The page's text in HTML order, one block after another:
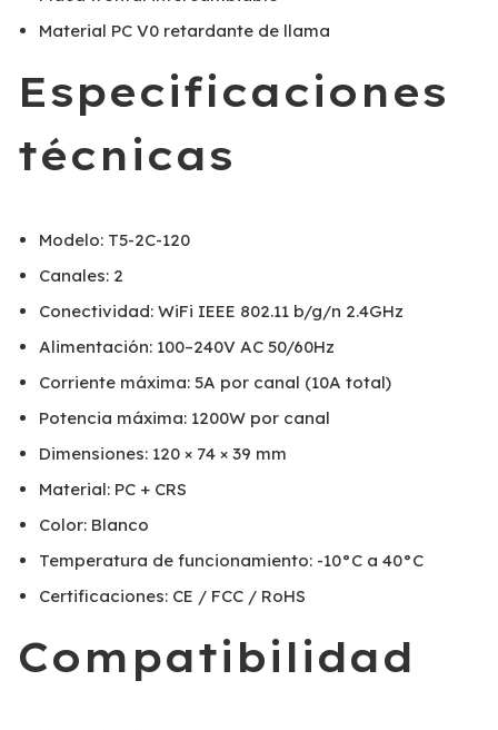
Material PC V0 retardante de llama
Especificaciones
técnicas
Modelo: T5-2C-120
Canales: 2
Conectividad: WiFi IEEE 802.11 b/g/n 2.4GHz
Alimentación: 100–240V AC 50/60Hz
Corriente máxima: 5A por canal (10A total)
Potencia máxima: 1200W por canal
Dimensiones: 120 × 74 × 39 mm
Material: PC + CRS
Color: Blanco
Temperatura de funcionamiento: -10°C a 40°C
Certificaciones: CE / FCC / RoHS
Compatibilidad